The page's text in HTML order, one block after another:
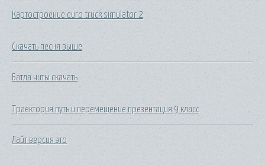
Картостроение euro truck simulator 2
Скачать песня выше
Батла читы скачать
Траектория путь и перемещение презентация 9 класс
Лайт версия это